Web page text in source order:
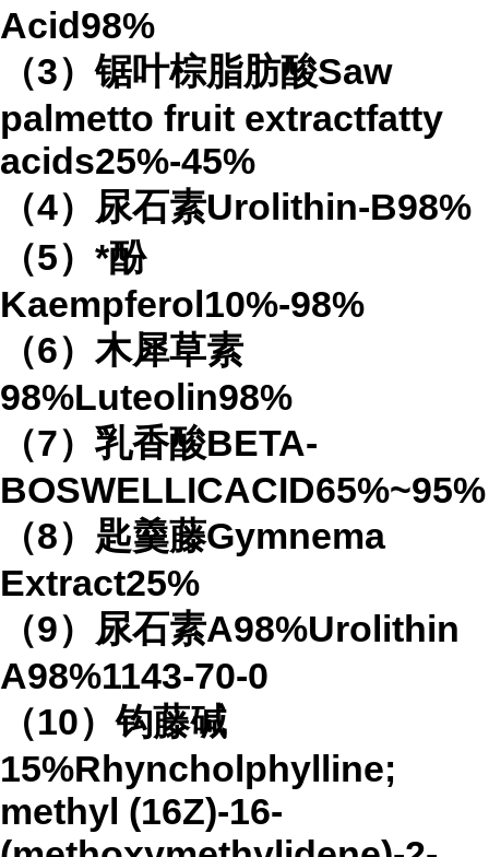
Acid98%
（3）锯叶棕脂肪酸Saw
palmetto fruit extractfatty
acids25%-45%
（4）尿石素Urolithin-B98%
（5）*酚
Kaempferol10%-98%
（6）木犀草素
98%Luteolin98%
（7）乳香酸BETA-
BOSWELLICACID65%~95%
（8）匙羹藤Gymnema
Extract25%
（9）尿石素A98%Urolithin
A98%1143-70-0
（10）钩藤碱
15%Rhyncholphylline;
methyl (16Z)-16-